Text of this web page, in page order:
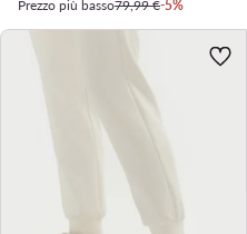
Prezzo più basso79,99 €-5%